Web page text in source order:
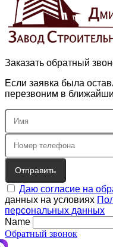
Заказать обратный
Если заявка была
перезвоним в
Отправить
Даю согласие на
данных на условиях
персональных данных
Name
Обратный звонок